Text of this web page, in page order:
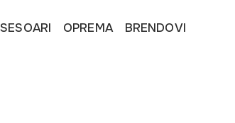
OPREMA BRENDOVI